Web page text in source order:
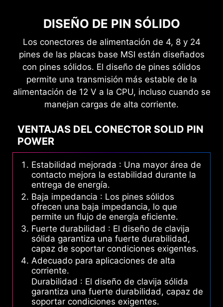
DISEÑO DE PIN SÓLIDO
Los conectores de alimentación de 4, 8 y 24
pines de las placas base MSI están diseñados
con pines sólidos. El diseño de pines sólidos
permite una transmisión más estable de la
alimentación de 12 V a la CPU, incluso cuando se
manejan cargas de alta corriente.
VENTAJAS DEL CONECTOR SOLID PIN
POWER
Estabilidad mejorada : Una mayor área de
contacto mejora la estabilidad durante la
entrega de energía.
Baja impedancia : Los pines sólidos
ofrecen una baja impedancia, lo que
permite un flujo de energía eficiente.
Fuerte durabilidad : El diseño de clavija
sólida garantiza una fuerte durabilidad,
capaz de soportar condiciones exigentes.
Adecuado para aplicaciones de alta
corriente.
Durabilidad : El diseño de clavija sólida
garantiza una fuerte durabilidad, capaz de
soportar condiciones exigentes.